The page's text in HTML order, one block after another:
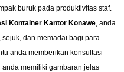
buruk pada produktivitas staf.
Kontainer Kantor Konawe , anda
dan memadai bagi para
anda memberikan konsultasi
memiliki gambaran jelas